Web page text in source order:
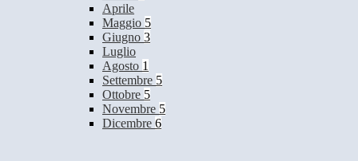
Aprile
Maggio 5
Giugno 3
Luglio
Agosto 1
Settembre 5
Ottobre 5
Novembre 5
Dicembre 6